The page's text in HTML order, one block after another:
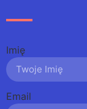
Imię
Email